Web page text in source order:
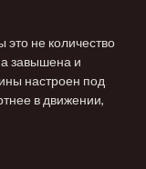
не количество
завышена и
настроен под
в движении,